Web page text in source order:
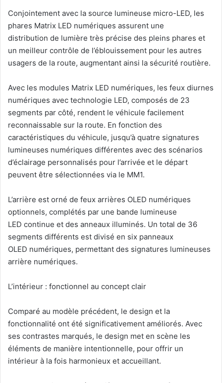
Conjointement avec la source lumineuse micro-LED, les
phares Matrix LED numériques assurent une
distribution de lumière très précise des pleins phares et
un meilleur contrôle de l’éblouissement pour les autres
usagers de la route, augmentant ainsi la sécurité routière.
Avec les modules Matrix LED numériques, les feux diurnes
numériques avec technologie LED, composés de 23
segments par côté, rendent le véhicule facilement
reconnaissable sur la route. En fonction des
caractéristiques du véhicule, jusqu’à quatre signatures
lumineuses numériques différentes avec des scénarios
d’éclairage personnalisés pour l’arrivée et le départ
peuvent être sélectionnées via le MM1.
L’arrière est orné de feux arrières OLED numériques
optionnels, complétés par une bande lumineuse
LED continue et des anneaux illuminés. Un total de 36
segments différents est divisé en six panneaux
OLED numériques, permettant des signatures lumineuses
arrière numériques.
L’intérieur : fonctionnel au concept clair
Comparé au modèle précédent, le design et la
fonctionnalité ont été significativement améliorés. Avec
ses contrastes marqués, le design met en scène les
éléments de manière intentionnelle, pour offrir un
intérieur à la fois harmonieux et accueillant.